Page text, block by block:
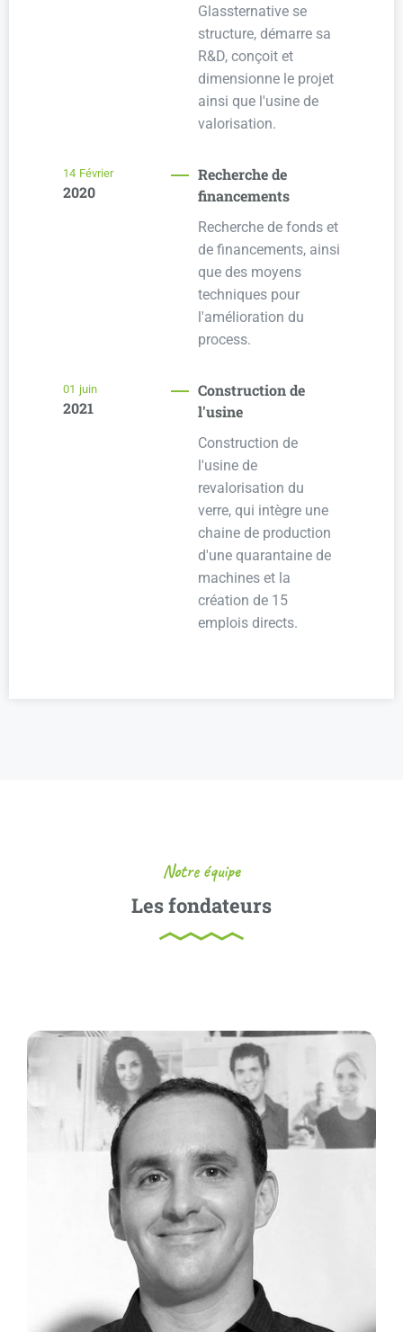
Glassternative se
structure, démarre sa
R&D, conçoit et
dimensionne le projet
ainsi que l'usine de
valorisation.
14 Février
2020
Recherche de
financements
Recherche de fonds et
de financements, ainsi
que des moyens
techniques pour
l'amélioration du
process.
01 juin
2021
Construction de
l'usine
Construction de
l'usine de
revalorisation du
verre, qui intègre une
chaine de production
d'une quarantaine de
machines et la
création de 15
emplois directs.
Notre équipe
Les fondateurs